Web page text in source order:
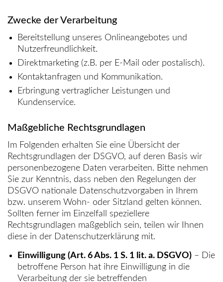
Zwecke der Verarbeitung
Bereitstellung unseres Onlineangebotes und
Nutzerfreundlichkeit.
Direktmarketing (z.B. per E-Mail oder postalisch).
Kontaktanfragen und Kommunikation.
Erbringung vertraglicher Leistungen und
Kundenservice.
Maßgebliche Rechtsgrundlagen
Im Folgenden erhalten Sie eine Übersicht der
Rechtsgrundlagen der DSGVO, auf deren Basis wir
personenbezogene Daten verarbeiten. Bitte nehmen
Sie zur Kenntnis, dass neben den Regelungen der
DSGVO nationale Datenschutzvorgaben in Ihrem
bzw. unserem Wohn- oder Sitzland gelten können.
Sollten ferner im Einzelfall speziellere
Rechtsgrundlagen maßgeblich sein, teilen wir Ihnen
diese in der Datenschutzerklärung mit.
Einwilligung (Art. 6 Abs. 1 S. 1 lit. a. DSGVO) – Die
betroffene Person hat ihre Einwilligung in die
Verarbeitung der sie betreffenden